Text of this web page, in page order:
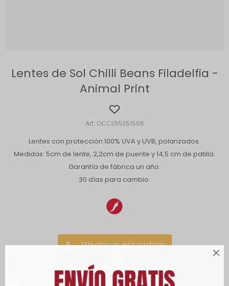

Lentes de Sol Chilli Beans Filadelfia -
Animal Print
OCCL55261506
Lentes con protección 100% UVA y UVB, polarizados.
Medidas: 5cm de lente, 2,2cm de puente y 14,5 cm de patilla.
Garantía de fábrica un año.
30 días para cambio.
Este artículo está agotado.
Otras variantes disponibles: